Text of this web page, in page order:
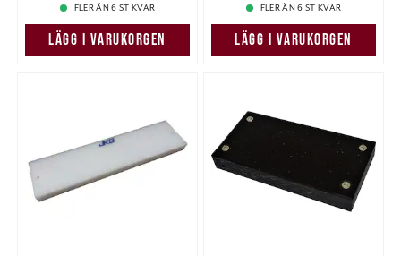
FLER ÄN 6 ST KVAR
LÄGG I VARUKORGEN
FLER ÄN 6 ST KVAR
LÄGG I VARUKORGEN